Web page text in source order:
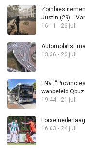
Zombies
Justin (29):
16:11 - 26 juli
Automobilist
13:36 - 26 juli
FNV:
wanbeleid
19:44 - 21 juli
Forse
16:03 - 24 juli